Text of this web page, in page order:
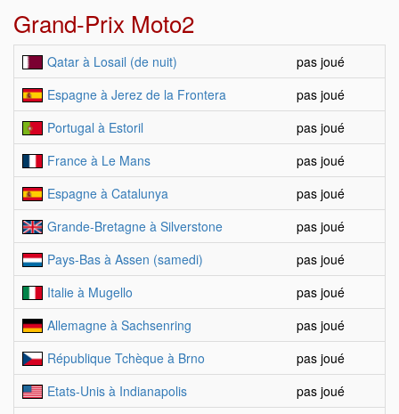
Grand-Prix Moto2
Qatar à Losail (de nuit)
pas joué
Espagne à Jerez de la Frontera
pas joué
Portugal à Estoril
pas joué
France à Le Mans
pas joué
Espagne à Catalunya
pas joué
Grande-Bretagne à Silverstone
pas joué
Pays-Bas à Assen (samedi)
pas joué
Italie à Mugello
pas joué
Allemagne à Sachsenring
pas joué
République Tchèque à Brno
pas joué
Etats-Unis à Indianapolis
pas joué